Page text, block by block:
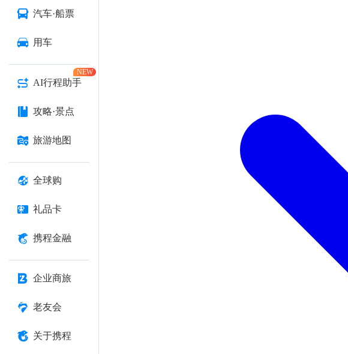
汽车·船票
用车
AI行程助手
NEW
攻略·景点
旅游地图
全球购
礼品卡
携程金融
企业商旅
老友会
关于携程